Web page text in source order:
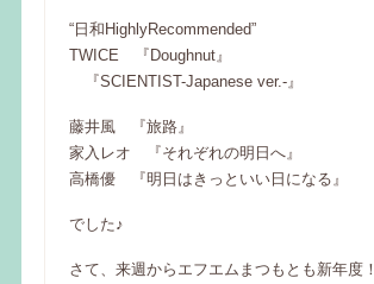
“日和HighlyRecommended”
TWICE 『Doughnut』
『SCIENTIST-Japanese ver.-』
藤井風 『旅路』
家入レオ 『それぞれの明日へ』
高橋優 『明日はきっといい日になる』
でした♪
さて、来週からエフエムまつもとも新年度！